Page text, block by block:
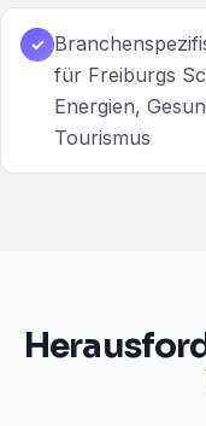
✓
für Freiburgs
Energien,
Tourismus